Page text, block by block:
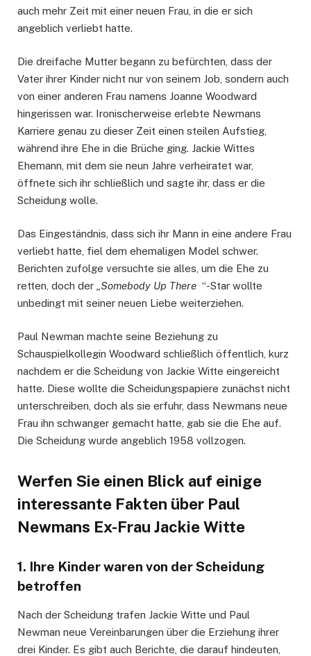
auch mehr Zeit mit einer neuen Frau, in die er sich
angeblich verliebt hatte.
Die dreifache Mutter begann zu befürchten, dass der
Vater ihrer Kinder nicht nur von seinem Job, sondern auch
von einer anderen Frau namens Joanne Woodward
hingerissen war. Ironischerweise erlebte Newmans
Karriere genau zu dieser Zeit einen steilen Aufstieg,
während ihre Ehe in die Brüche ging. Jackie Wittes
Ehemann, mit dem sie neun Jahre verheiratet war,
öffnete sich ihr schließlich und sagte ihr, dass er die
Scheidung wolle.
Das Eingeständnis, dass sich ihr Mann in eine andere Frau
verliebt hatte, fiel dem ehemaligen Model schwer.
Berichten zufolge versuchte sie alles, um die Ehe zu
retten, doch der „Somebody Up There “-Star wollte
unbedingt mit seiner neuen Liebe weiterziehen.
Paul Newman machte seine Beziehung zu
Schauspielkollegin Woodward schließlich öffentlich, kurz
nachdem er die Scheidung von Jackie Witte eingereicht
hatte. Diese wollte die Scheidungspapiere zunächst nicht
unterschreiben, doch als sie erfuhr, dass Newmans neue
Frau ihn schwanger gemacht hatte, gab sie die Ehe auf.
Die Scheidung wurde angeblich 1958 vollzogen.
Werfen Sie einen Blick auf einige
interessante Fakten über Paul
Newmans Ex-Frau Jackie Witte
1. Ihre Kinder waren von der Scheidung
betroffen
Nach der Scheidung trafen Jackie Witte und Paul
Newman neue Vereinbarungen über die Erziehung ihrer
drei Kinder. Es gibt auch Berichte, die darauf hindeuten,